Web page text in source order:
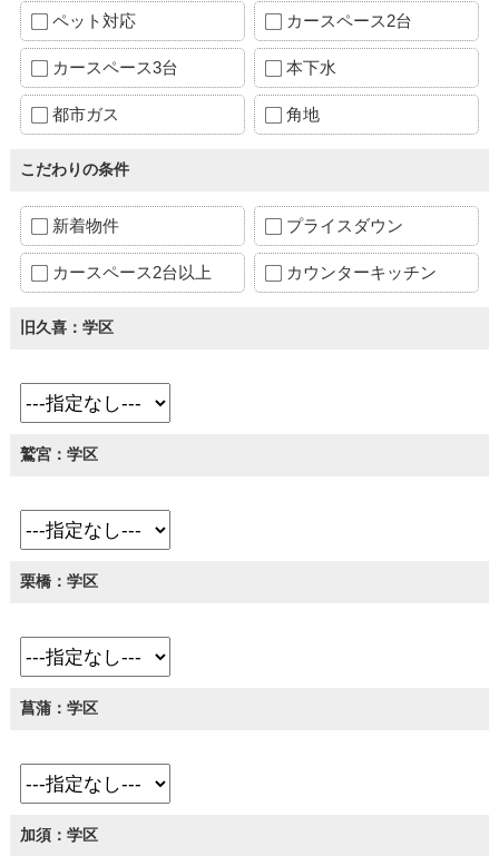
ペット対応 カースペース2台
カースペース3台 本下水
都市ガス 角地
こだわりの条件
新着物件 プライスダウン
カースペース2台以上 カウンターキッチン
旧久喜：学区
鷲宮：学区
栗橋：学区
菖蒲：学区
加須：学区